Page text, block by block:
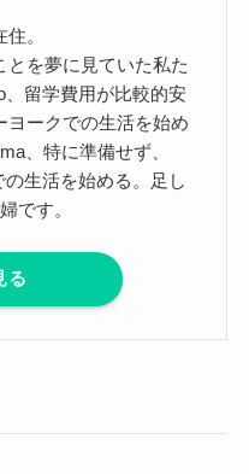
。
を夢に見ていた私た
留学費用が比較的安
ヨークでの生活を始め
、特に準備せず、
生活を始める。足し
です。
る